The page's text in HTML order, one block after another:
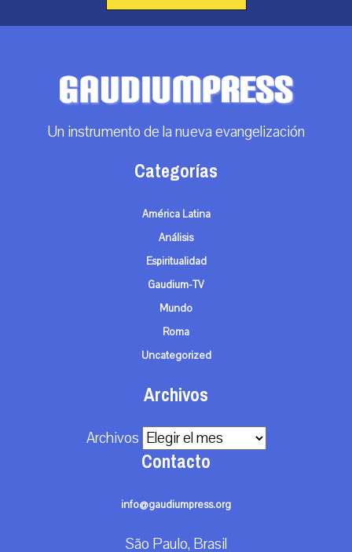
Un instrumento de la nueva evangelización
Categorías
América Latina
Análisis
Espiritualidad
Gaudium-TV
Mundo
Roma
Uncategorized
Archivos
Archivos
Contacto
info@gaudiumpress.org
São Paulo, Brasil